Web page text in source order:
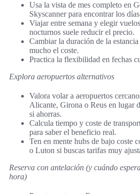
Usa la vista de mes completo en
Skyscanner para encontrar los
Viajar entre semana y elegir
nocturnos suele reducir el precio.
Cambiar la duración de la
mucho el coste.
Practica la flexibilidad en fechas
Explora aeropuertos alternativos
Valora volar a aeropuertos
Alicante, Girona o Reus en lugar
si ahorras.
Calcula tiempo y coste de
para saber el beneficio real.
Ten en mente hubs de bajo coste
o Luton si buscas tarifas muy
Reserva con antelación (y cuándo
hora)